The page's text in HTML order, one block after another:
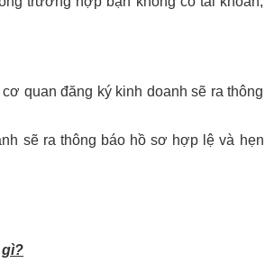
quan đăng ký kinh doanh sẽ ra thông
sẽ ra thông báo hồ sơ hợp lệ và hẹn
gì?